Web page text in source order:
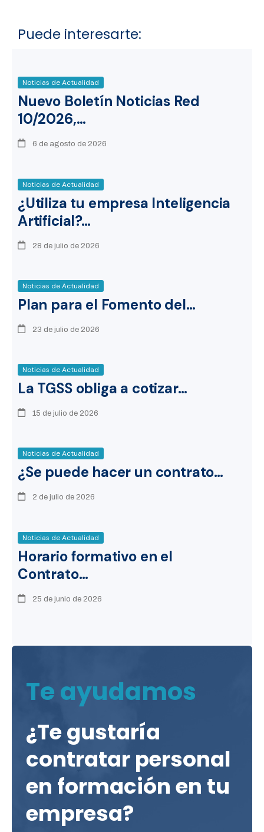
Puede interesarte:
Noticias de Actualidad
Nuevo Boletín Noticias Red
10/2026,…
6 de agosto de 2026
Noticias de Actualidad
¿Utiliza tu empresa Inteligencia
Artificial?…
28 de julio de 2026
Noticias de Actualidad
Plan para el Fomento del…
23 de julio de 2026
Noticias de Actualidad
La TGSS obliga a cotizar…
15 de julio de 2026
Noticias de Actualidad
¿Se puede hacer un contrato…
2 de julio de 2026
Noticias de Actualidad
Horario formativo en el
Contrato…
25 de junio de 2026
Te ayudamos
¿Te gustaría
contratar personal
en formación en tu
empresa?